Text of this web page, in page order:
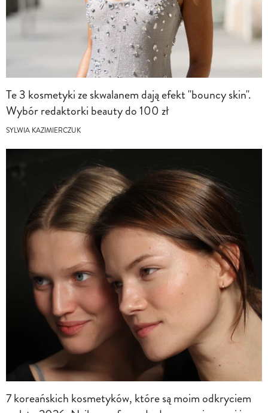
Te 3 kosmetyki ze skwalanem dają efekt "bouncy skin".
Wybór redaktorki beauty do 100 zł
SYLWIA KAZIMIERCZUK
7 koreańskich kosmetyków, które są moim odkryciem